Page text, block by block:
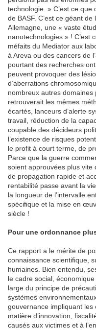
technologie. » C’est ce
de BASF. C’est ce géant
Allemagne, une « vaste
nanotechnologies » ! C’est
méfaits du Mediator aux
à Areva ou des cancers de
pourtant des recherches
peuvent provoquer des
d’aberrations
nombreux autres domaines
retrouverait les mêmes
écartés, lanceurs d’alerte
travail, réduction de la
coupable des décideurs
l’existence de risques
le profit à court terme, de
Parce que la guerre
soient approuvées plus vite
de propagation rapide et
rentabilité passe avant la
la longueur de l’intervalle
spécifique et la mise en
siècle !
Pour une ordonnance
Ce rapport a le mérite de
connaissance scientifique,
humaines. Bien entendu,
le cadre social,
large du principe de
systèmes
gouvernance impliquant les
matière d’innovation,
causés aux victimes et à